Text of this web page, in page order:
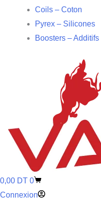
Coils – Coton
Pyrex – Silicones
Boosters – Additifs
0,00 DT 0
Connexion